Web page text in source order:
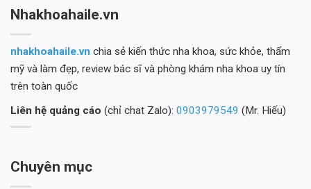
Nhakhoahaile.vn
nhakhoahaile.vn chia sẻ kiến thức nha khoa, sức khỏe, thẩm
mỹ và làm đẹp, review bác sĩ và phòng khám nha khoa uy tín
trên toàn quốc
Liên hệ quảng cáo (chỉ chat Zalo): 0903979549 (Mr. Hiếu)
Chuyên mục